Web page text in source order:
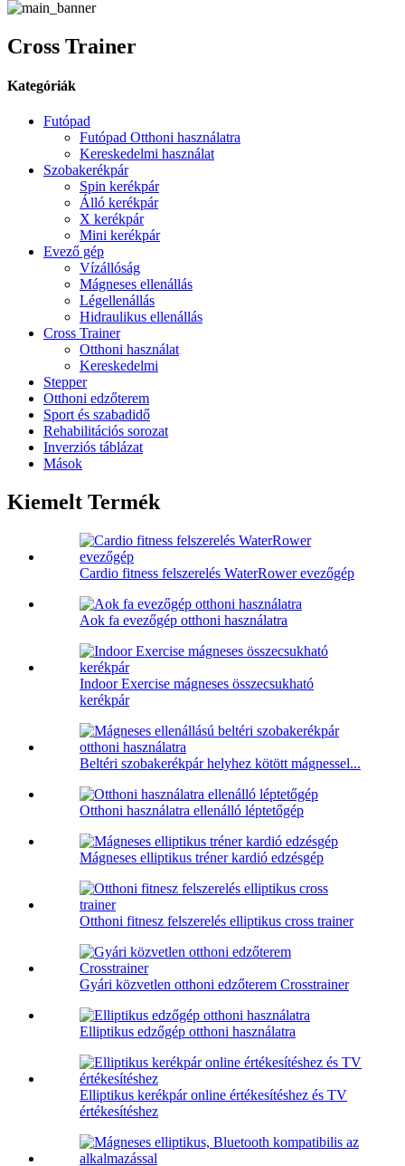
Cross Trainer
Kategóriák
Futópad
Futópad Otthoni használatra
Kereskedelmi használat
Szobakerékpár
Spin kerékpár
Álló kerékpár
X kerékpár
Mini kerékpár
Evező gép
Vízállóság
Mágneses ellenállás
Légellenállás
Hidraulikus ellenállás
Cross Trainer
Otthoni használat
Kereskedelmi
Stepper
Otthoni edzőterem
Sport és szabadidő
Rehabilitációs sorozat
Inverziós táblázat
Mások
Kiemelt Termék
Cardio fitness felszerelés WaterRower evezőgép
Aok fa evezőgép otthoni használatra
Indoor Exercise mágneses összecsukható
kerékpár
Beltéri szobakerékpár helyhez kötött mágnessel...
Otthoni használatra ellenálló léptetőgép
Mágneses elliptikus tréner kardió edzésgép
Otthoni fitnesz felszerelés elliptikus cross trainer
Gyári közvetlen otthoni edzőterem Crosstrainer
Elliptikus edzőgép otthoni használatra
Elliptikus kerékpár online értékesítéshez és TV
értékesítéshez